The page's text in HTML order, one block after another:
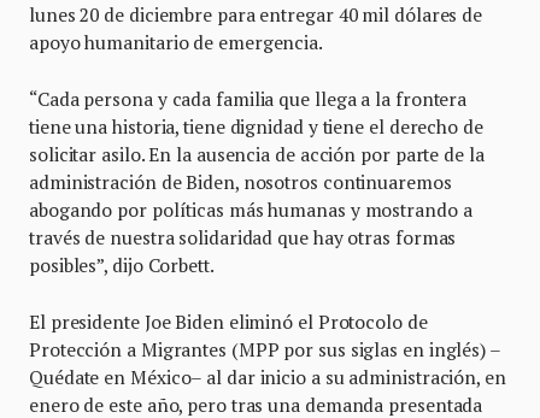
lunes 20 de diciembre para entregar 40 mil dólares de
apoyo humanitario de emergencia.
“Cada persona y cada familia que llega a la frontera
tiene una historia, tiene dignidad y tiene el derecho de
solicitar asilo. En la ausencia de acción por parte de la
administración de Biden, nosotros continuaremos
abogando por políticas más humanas y mostrando a
través de nuestra solidaridad que hay otras formas
posibles”, dijo Corbett.
El presidente Joe Biden eliminó el Protocolo de
Protección a Migrantes (MPP por sus siglas en inglés) –
Quédate en México– al dar inicio a su administración, en
enero de este año, pero tras una demanda presentada